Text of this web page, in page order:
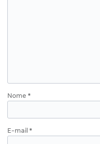
Nome *
E-mail *